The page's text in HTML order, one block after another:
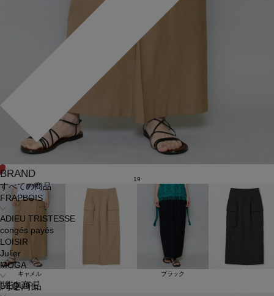
BRAND
すべての商品
FRAPBOIS
ADIEU TRISTESSE
congés payés
LOISIR
Julier
MOGA
L'EQUIPE
19
キャメル ブラック
関連商品